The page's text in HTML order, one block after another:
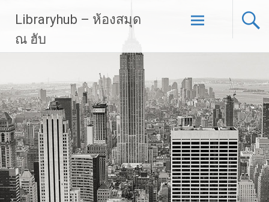
content
Libraryhub – ห้องสมุด
ณ ฮับ